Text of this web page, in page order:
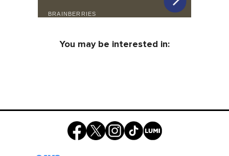
You may be interested in: